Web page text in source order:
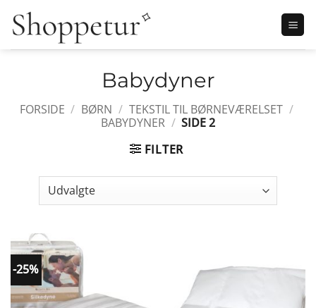
Fortsæt
Babydyner
FORSIDE / BØRN / TEKSTIL TIL BØRNEVÆRELSET /
BABYDYNER / SIDE 2
FILTER
-25%